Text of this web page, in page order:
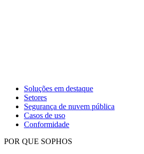
Soluções em destaque
Setores
Segurança de nuvem pública
Casos de uso
Conformidade
POR QUE SOPHOS